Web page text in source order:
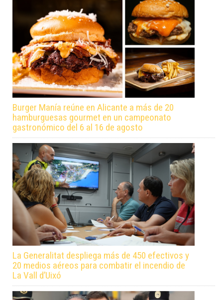
Burger Manía reúne en Alicante a más de 20
hamburguesas gourmet en un campeonato
gastronómico del 6 al 16 de agosto
La Generalitat despliega más de 450 efectivos y
20 medios aéreos para combatir el incendio de
La Vall d’Uixó